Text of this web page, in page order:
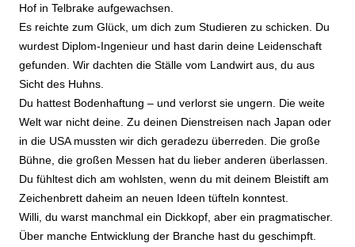
Hof in Telbrake aufgewachsen.
Es reichte zum Glück, um dich zum Studieren zu schicken. Du
wurdest Diplom-Ingenieur und hast darin deine Leidenschaft
gefunden. Wir dachten die Ställe vom Landwirt aus, du aus
Sicht des Huhns.
Du hattest Bodenhaftung – und verlorst sie ungern. Die weite
Welt war nicht deine. Zu deinen Dienstreisen nach Japan oder
in die USA mussten wir dich geradezu überreden. Die große
Bühne, die großen Messen hat du lieber anderen überlassen.
Du fühltest dich am wohlsten, wenn du mit deinem Bleistift am
Zeichenbrett daheim an neuen Ideen tüfteln konntest.
Willi, du warst manchmal ein Dickkopf, aber ein pragmatischer.
Über manche Entwicklung der Branche hast du geschimpft.